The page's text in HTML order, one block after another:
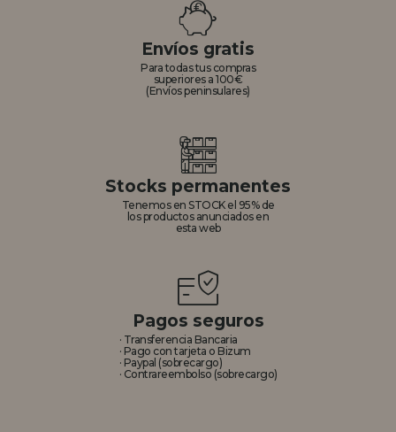
REGISTRO DISTRIBUIDOR
Envíos gratis
Para todas tus compras
superiores a 100€
(Envíos peninsulares)
Stocks permanentes
Tenemos en STOCK el 95% de
los productos anunciados en
esta web
Pagos seguros
· Transferencia Bancaria
· Pago con tarjeta o Bizum
· Paypal (sobrecargo)
· Contrareembolso (sobrecargo)